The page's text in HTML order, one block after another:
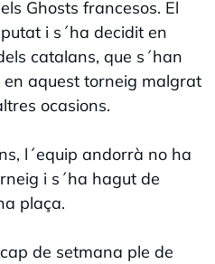
Ghosts francesos. El
i s´ha decidit en
catalans, que s´han
aquest torneig malgrat
ocasions.
l´equip andorrà no ha
i s´ha hagut de
plaça.
de setmana ple de